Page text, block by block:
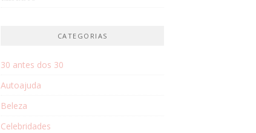
CATEGORIAS
30 antes dos 30
Autoajuda
Beleza
Celebridades